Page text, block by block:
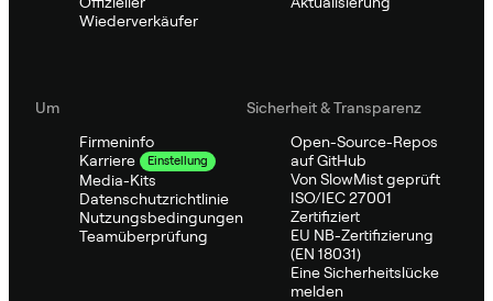
Wiederverkäufer
Um
Firmeninfo
Karriere
Einstellung
Media-Kits
Datenschutzrichtlinie
Nutzungsbedingungen
Teamüberprüfung
Sicherheit & Transparenz
Open-Source-Repos
auf GitHub
Von SlowMist geprüft
ISO/IEC 27001
Zertifiziert
EU NB-Zertifizierung
(EN 18031)
Eine Sicherheitslücke
melden